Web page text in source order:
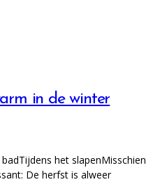
in de winter
het slapenMisschien
De herfst is alweer